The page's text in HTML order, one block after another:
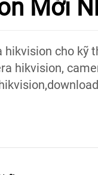
Mới
cho kỹ
hikvision,